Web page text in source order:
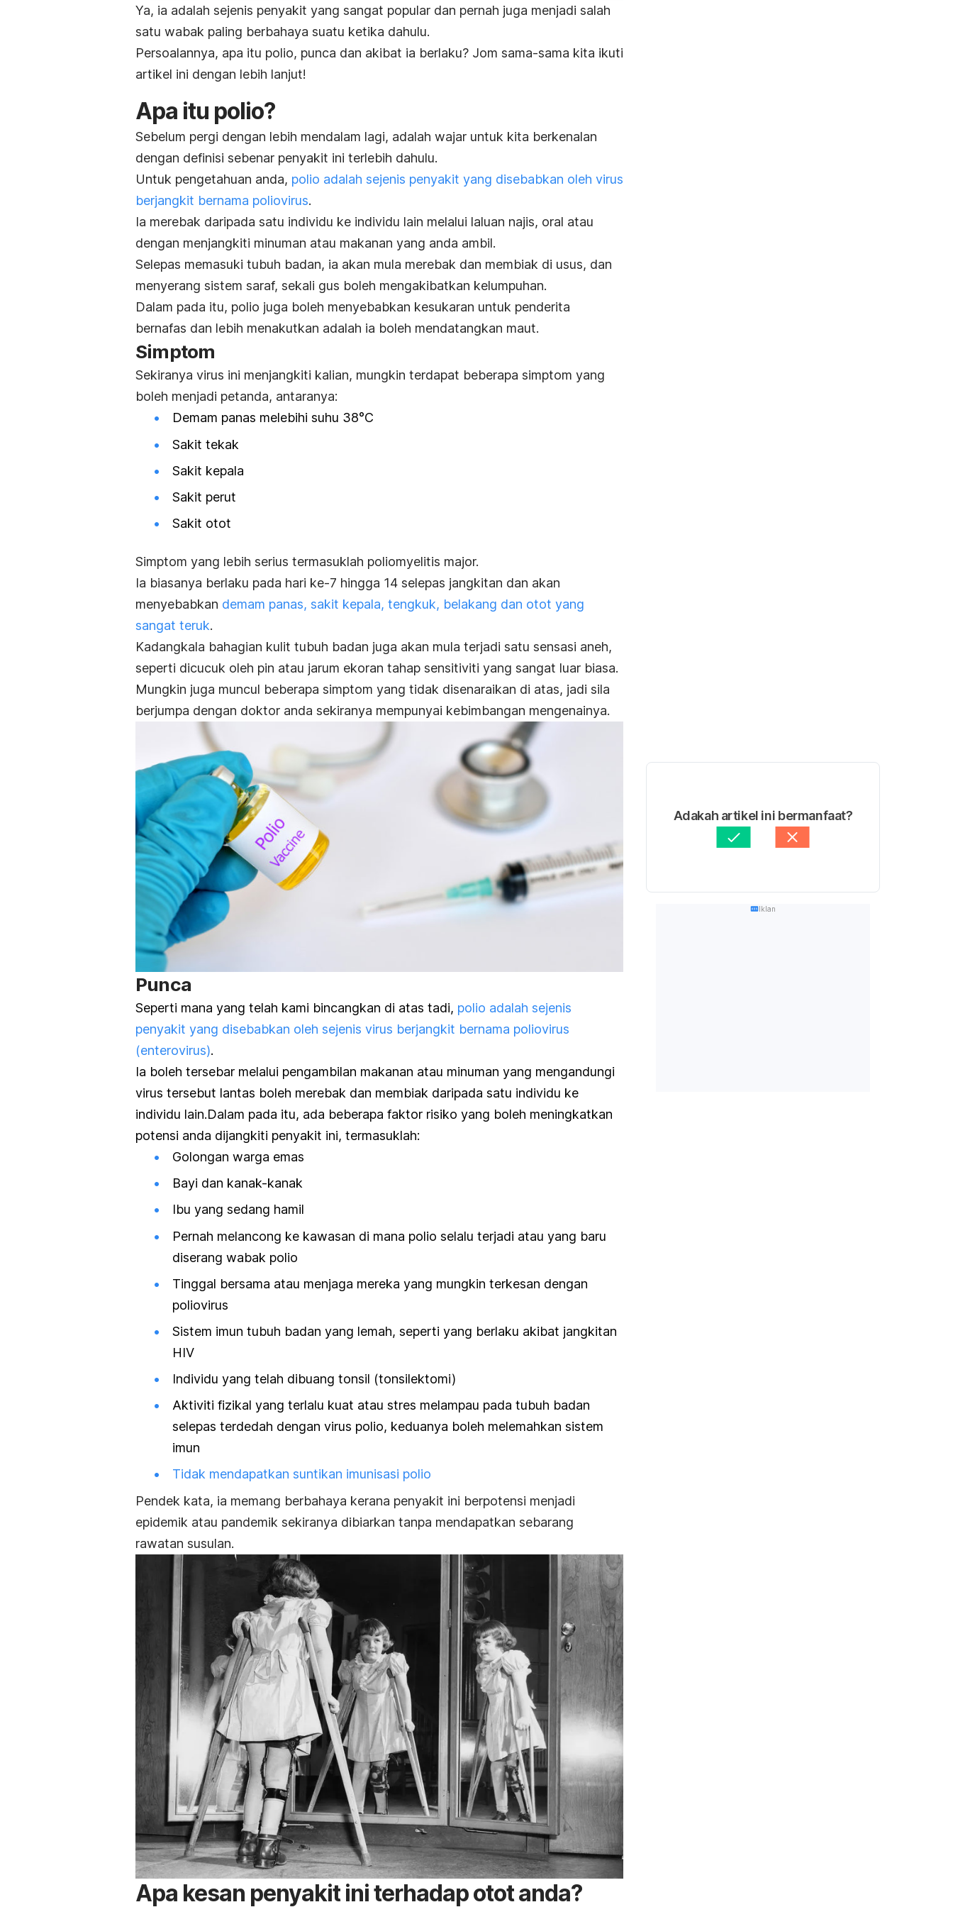
Ya, ia adalah sejenis penyakit yang sangat popular dan pernah juga menjadi salah
satu wabak paling berbahaya suatu ketika dahulu.
Persoalannya, apa itu polio, punca dan akibat ia berlaku? Jom sama-sama kita ikuti
artikel ini dengan lebih lanjut!
Apa itu polio?
Sebelum pergi dengan lebih mendalam lagi, adalah wajar untuk kita berkenalan
dengan definisi sebenar penyakit ini terlebih dahulu.
Untuk pengetahuan anda, polio adalah sejenis penyakit yang disebabkan oleh virus
berjangkit bernama poliovirus.
Ia merebak daripada satu individu ke individu lain melalui laluan najis, oral atau
dengan menjangkiti minuman atau makanan yang anda ambil.
Selepas memasuki tubuh badan, ia akan mula merebak dan membiak di usus, dan
menyerang sistem saraf, sekali gus boleh mengakibatkan kelumpuhan.
Dalam pada itu, polio juga boleh menyebabkan kesukaran untuk penderita
bernafas dan lebih menakutkan adalah ia boleh mendatangkan maut.
Simptom
Sekiranya virus ini menjangkiti kalian, mungkin terdapat beberapa simptom yang
boleh menjadi petanda, antaranya:
Demam panas melebihi suhu 38°C
Sakit tekak
Sakit kepala
Sakit perut
Sakit otot
Simptom yang lebih serius termasuklah poliomyelitis major.
Ia biasanya berlaku pada hari ke-7 hingga 14 selepas jangkitan dan akan
menyebabkan demam panas, sakit kepala, tengkuk, belakang dan otot yang
sangat teruk.
Kadangkala bahagian kulit tubuh badan juga akan mula terjadi satu sensasi aneh,
seperti dicucuk oleh pin atau jarum ekoran tahap sensitiviti yang sangat luar biasa.
Mungkin juga muncul beberapa simptom yang tidak disenaraikan di atas, jadi sila
berjumpa dengan doktor anda sekiranya mempunyai kebimbangan mengenainya.
Punca
Seperti mana yang telah kami bincangkan di atas tadi, polio adalah sejenis
penyakit yang disebabkan oleh sejenis virus berjangkit bernama poliovirus
(enterovirus).
Ia boleh tersebar melalui pengambilan makanan atau minuman yang mengandungi
virus tersebut lantas boleh merebak dan membiak daripada satu individu ke
individu lain.Dalam pada itu, ada beberapa faktor risiko yang boleh meningkatkan
potensi anda dijangkiti penyakit ini, termasuklah:
Golongan warga emas
Bayi dan kanak-kanak
Ibu yang sedang hamil
Pernah melancong ke kawasan di mana polio selalu terjadi atau yang baru
diserang wabak polio
Tinggal bersama atau menjaga mereka yang mungkin terkesan dengan
poliovirus
Sistem imun tubuh badan yang lemah, seperti yang berlaku akibat jangkitan
HIV
Individu yang telah dibuang tonsil (tonsilektomi)
Aktiviti fizikal yang terlalu kuat atau stres melampau pada tubuh badan
selepas terdedah dengan virus polio, keduanya boleh melemahkan sistem
imun
Tidak mendapatkan suntikan imunisasi polio
Pendek kata, ia memang berbahaya kerana penyakit ini berpotensi menjadi
epidemik atau pandemik sekiranya dibiarkan tanpa mendapatkan sebarang
rawatan susulan.
Apa kesan penyakit ini terhadap otot anda?
Adakah artikel ini bermanfaat?
Iklan